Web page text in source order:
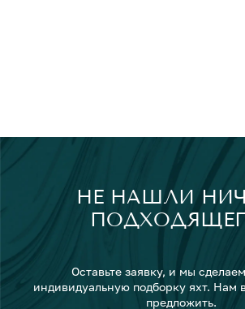
НЕ НАШЛИ
Оставьте заявку, и мы
индивидуальную подборку яхт. Нам
предложить.